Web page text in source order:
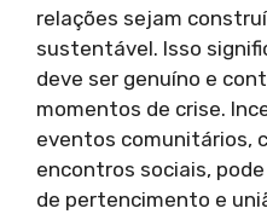
relações sejam
sustentável. Isso
deve ser genuíno e
momentos de crise.
eventos comunitários,
encontros sociais,
de pertencimento e